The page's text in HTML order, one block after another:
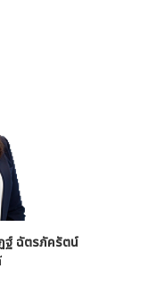
ฐ์ ฉัตรภัครัตน์